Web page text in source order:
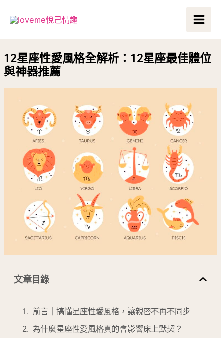
內
容
12星座性愛風格全解析：12星座最佳體位
與神器推薦
文章目錄
前言｜搞懂星座性愛風格，讓親密不再不同步
為什麼星座性愛風格真的會影響床上默契？